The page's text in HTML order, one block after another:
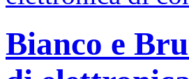
Bianco e